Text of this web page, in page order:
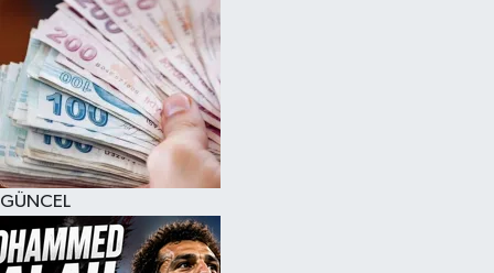
GÜNCEL
EKONOMİ
YAŞAM